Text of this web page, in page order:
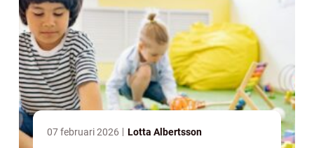
07 februari 2026 Lotta Albertsson